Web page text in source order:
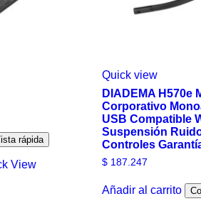
rápida
View
Quick view
DIADEMA H570e
Corporativo
USB Compatible
Suspensión
Controles
$ 187.247
Añadir al carrito